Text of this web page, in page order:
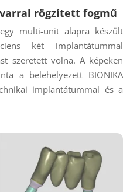
rögzített fogmű
multi-unit alapra készült
két implantátummal
szeretett volna. A képeken
a belehelyezett BIONIKA
implantátummal és a